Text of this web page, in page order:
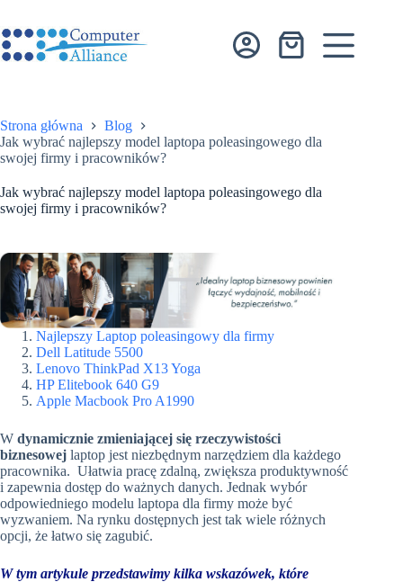
treści
Koszyk
Strona główna
Blog
Jak wybrać najlepszy model laptopa poleasingowego dla
swojej firmy i pracowników?
Jak wybrać najlepszy model laptopa poleasingowego dla
swojej firmy i pracowników?
Najlepszy Laptop poleasingowy dla firmy
Dell Latitude 5500
Lenovo ThinkPad X13 Yoga
HP Elitebook 640 G9
Apple Macbook Pro A1990
W dynamicznie zmieniającej się rzeczywistości
biznesowej laptop jest niezbędnym narzędziem dla każdego
pracownika. Ułatwia pracę zdalną, zwiększa produktywność
i zapewnia dostęp do ważnych danych. Jednak wybór
odpowiedniego modelu laptopa dla firmy może być
wyzwaniem. Na rynku dostępnych jest tak wiele różnych
opcji, że łatwo się zagubić.
W tym artykule przedstawimy kilka wskazówek, które